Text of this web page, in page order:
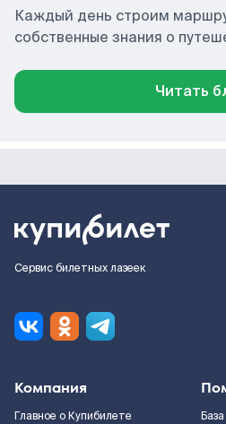
Каждый день строим
собственные знания о
Читать
Сервис билетных лазеек
Компания
Главное о Купибилете